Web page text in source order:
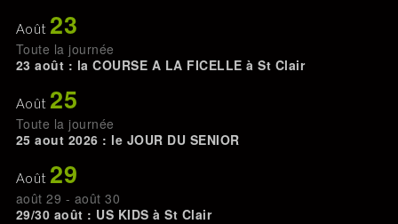
Août 23
Toute la journée
23 août : la COURSE A LA FICELLE à St Clair
Août 25
Toute la journée
25 aout 2026 : le JOUR DU SENIOR
Août 29
août 29 - août 30
29/30 août : US KIDS à St Clair